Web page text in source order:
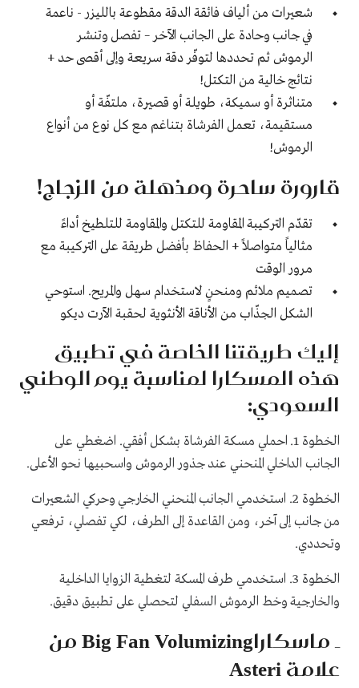
شعيرات من ألياف فائقة الدقة مقطوعة بالليزر - ناعمة
في جانب وحادة على الجانب الآخر – تفصل وتنشر
الرموش ثم تحددها لتوفّر دقة سريعة وإلى أقصى حد +
نتائج خالية من التكتل!
متناثرة أو سميكة، طويلة أو قصيرة، ملتفّة أو
مستقيمة، تعمل الفرشاة بتناغم مع كل نوع من أنواع
الرموش!
قارورة ساحرة ومذهلة من الزجاج!
تقدّم التركيبة المقاومة للتكتل والمقاومة للتلطيخ أداءً
مثالياً متواصلاً + الحفاظ بأفضل طريقة على التركيبة مع
مرور الوقت
تصميم ملائم ومنحنٍ لاستخدام سهل والمريح. استوحي
الشكل الجذّاب من الأناقة الأنثوية لحقبة الآرت ديكو
إليك طريقتنا الخاصة في تطبيق
هذه المسكارا لمناسبة يوم الوطني
السعودي:
الخطوة 1. احملي مسكة الفرشاة بشكل أفقي. اضغطي على
الجانب الداخلي المنحني عند جذور الرموش واسحبيها نحو الأعلى.
الخطوة 2. استخدمي الجانب المنحني الخارجي وحركي الشعيرات
من جانب إلى آخر، ومن القاعدة إلى الطرف، لكي تفصلي، ترفعي
وتحددي.
الخطوة 3. استخدمي طرف المسكة لتغطية الزوايا الداخلية
والخارجية وخط الرموش السفلي لتحصلي على تطبيق دقيق.
ـ ماسكاراBig Fan Volumizing من
علامة Asteri